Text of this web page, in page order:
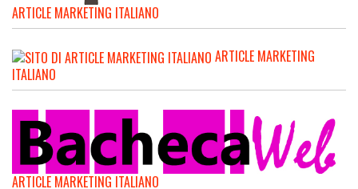
ARTICLE MARKETING ITALIANO
ARTICLE MARKETING
ITALIANO
ARTICLE MARKETING ITALIANO